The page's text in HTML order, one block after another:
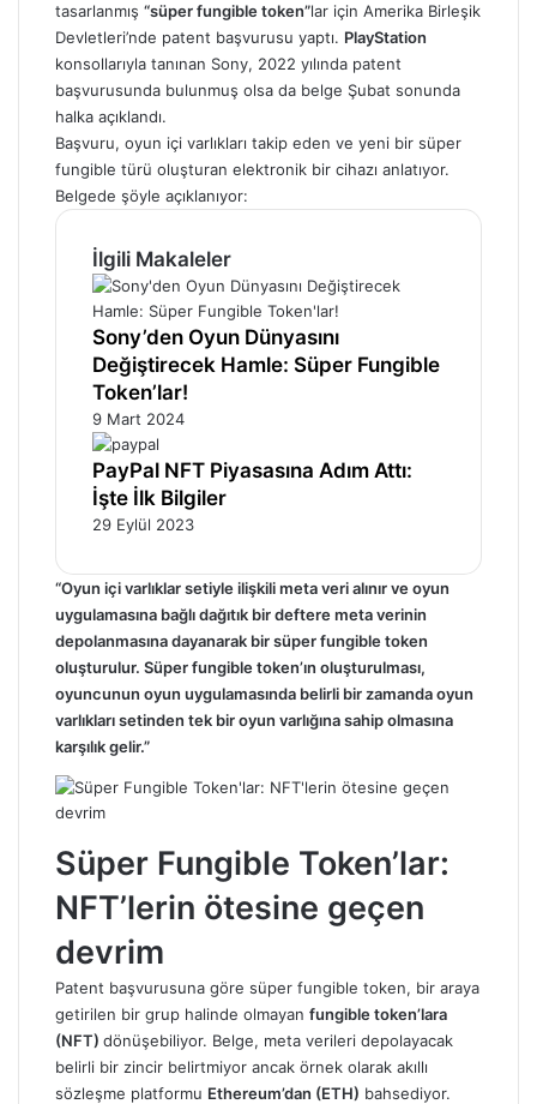
tasarlanmış “süper fungible token”lar için Amerika Birleşik
Devletleri’nde patent başvurusu yaptı. PlayStation
konsollarıyla tanınan Sony, 2022 yılında patent
başvurusunda bulunmuş olsa da belge Şubat sonunda
halka açıklandı.
Başvuru, oyun içi varlıkları takip eden ve yeni bir süper
fungible türü oluşturan elektronik bir cihazı anlatıyor.
Belgede şöyle açıklanıyor:
İlgili Makaleler
Sony’den Oyun Dünyasını
Değiştirecek Hamle: Süper Fungible
Token’lar!
9 Mart 2024
PayPal NFT Piyasasına Adım Attı:
İşte İlk Bilgiler
29 Eylül 2023
“Oyun içi varlıklar setiyle ilişkili meta veri alınır ve oyun
uygulamasına bağlı dağıtık bir deftere meta verinin
depolanmasına dayanarak bir süper fungible token
oluşturulur. Süper fungible token’ın oluşturulması,
oyuncunun oyun uygulamasında belirli bir zamanda oyun
varlıkları setinden tek bir oyun varlığına sahip olmasına
karşılık gelir.”
Süper Fungible Token’lar:
NFT’lerin ötesine geçen
devrim
Patent başvurusuna göre süper fungible token, bir araya
getirilen bir grup halinde olmayan fungible token’lara
(NFT) dönüşebiliyor. Belge, meta verileri depolayacak
belirli bir zincir belirtmiyor ancak örnek olarak akıllı
sözleşme platformu Ethereum’dan (ETH) bahsediyor.